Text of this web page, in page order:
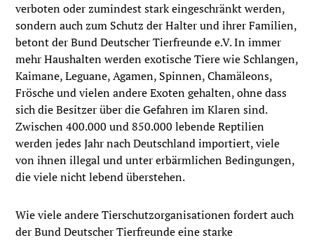
verboten oder zumindest stark eingeschränkt werden,
sondern auch zum Schutz der Halter und ihrer Familien,
betont der Bund Deutscher Tierfreunde e.V. In immer
mehr Haushalten werden exotische Tiere wie Schlangen,
Kaimane, Leguane, Agamen, Spinnen, Chamäleons,
Frösche und vielen andere Exoten gehalten, ohne dass
sich die Besitzer über die Gefahren im Klaren sind.
Zwischen 400.000 und 850.000 lebende Reptilien
werden jedes Jahr nach Deutschland importiert, viele
von ihnen illegal und unter erbärmlichen Bedingungen,
die viele nicht lebend überstehen.
Wie viele andere Tierschutzorganisationen fordert auch
der Bund Deutscher Tierfreunde eine starke